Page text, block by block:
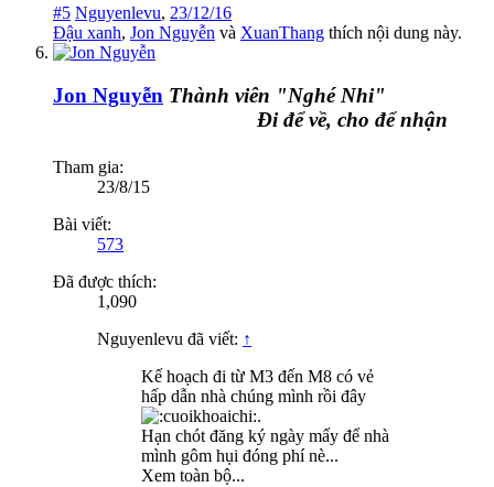
#5 Nguyenlevu, 23/12/16
Đậu xanh, Jon Nguyễn và XuanThang thích nội dung này.
Jon Nguyễn Thành viên "Nghé Nhi"
Đi để về, cho để nhận
Tham gia:
23/8/15
Bài viết:
573
Đã được thích:
1,090
Nguyenlevu đã viết: ↑
Kế hoạch đi từ M3 đến M8 có vẻ
hấp dẫn nhà chúng mình rồi đây
.
Hạn chót đăng ký ngày mấy để nhà
mình gôm hụi đóng phí nè...
Xem toàn bộ...